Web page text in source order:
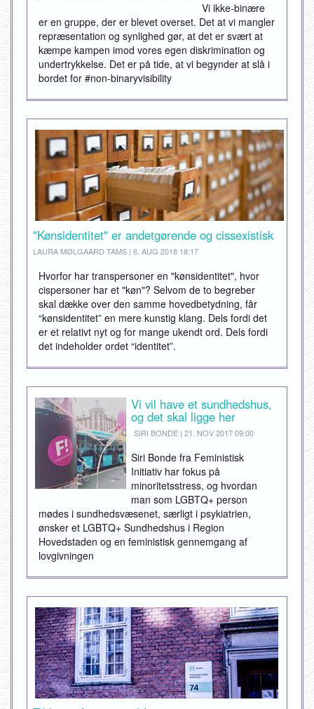
Vi ikke-binære
er en gruppe, der er blevet overset. Det at vi mangler
repræsentation og synlighed gør, at det er svært at
kæmpe kampen imod vores egen diskrimination og
undertrykkelse. Det er på tide, at vi begynder at slå i
bordet for #non-binaryvisibility
"Kønsidentitet" er andetgørende og cissexistisk
LAURA MØLGAARD TAMS | 6. AUG 2018 18:17
Hvorfor har transpersoner en "kønsidentitet", hvor
cispersoner har et "køn"? Selvom de to begreber
skal dække over den samme hovedbetydning, får
“kønsidentitet” en mere kunstig klang. Dels fordi det
er et relativt nyt og for mange ukendt ord. Dels fordi
det indeholder ordet “identitet”.
Vi vil have et sundhedshus,
og det skal ligge her
SIRI BONDE | 21. NOV 2017 09:00
Siri Bonde fra Feministisk
Initiativ har fokus på
minoritetsstress, og hvordan
man som LGBTQ+ person
mødes i sundhedsvæsenet, særligt i psykiatrien,
ønsker et LGBTQ+ Sundhedshus i Region
Hovedstaden og en feministisk gennemgang af
lovgivningen